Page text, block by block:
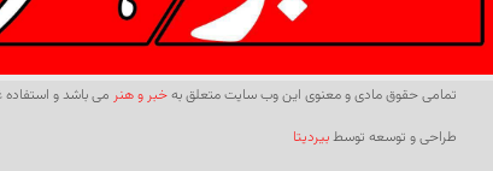
تمامی حقوق مادی و معنوی این وب سایت متعلق بهخبر و هنر می باشد و استفاده
طراحی و توسعه توسطبیردیتا